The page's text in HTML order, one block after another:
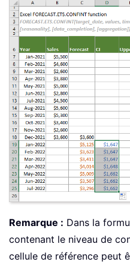
Remarque : Dans la
contenant le niveau de
cellule de référence peut